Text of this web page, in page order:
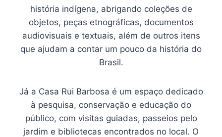
história indígena, abrigando coleções de
objetos, peças etnográficas, documentos
audiovisuais e textuais, além de outros itens
que ajudam a contar um pouco da história do
Brasil.
Já a Casa Rui Barbosa é um espaço dedicado
à pesquisa, conservação e educação do
público, com visitas guiadas, passeios pelo
jardim e bibliotecas encontrados no local. O